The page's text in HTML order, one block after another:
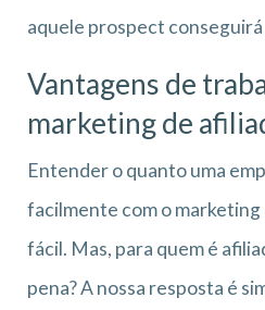
aquele prospect
Vantagens de
marketing de
Entender o quanto uma
facilmente com o marketing
fácil. Mas, para quem é
pena? A nossa resposta é